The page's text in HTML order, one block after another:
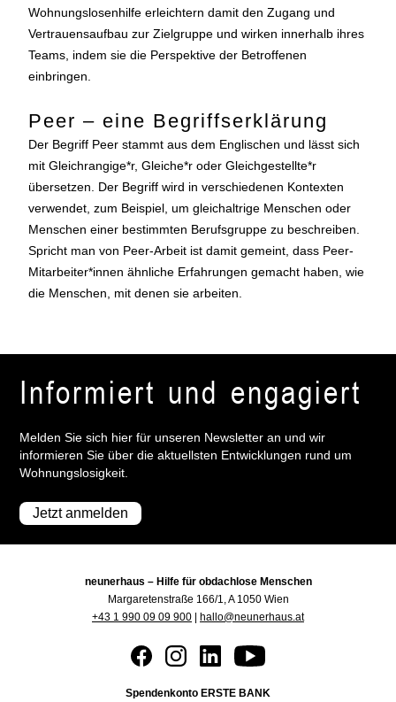
Wohnungslosenhilfe erleichtern damit den Zugang und
Vertrauensaufbau zur Zielgruppe und wirken innerhalb ihres
Teams, indem sie die Perspektive der Betroffenen
einbringen.
Peer – eine Begriffserklärung
Der Begriff Peer stammt aus dem Englischen und lässt sich
mit Gleichrangige*r, Gleiche*r oder Gleichgestellte*r
übersetzen. Der Begriff wird in verschiedenen Kontexten
verwendet, zum Beispiel, um gleichaltrige Menschen oder
Menschen einer bestimmten Berufsgruppe zu beschreiben.
Spricht man von Peer-Arbeit ist damit gemeint, dass Peer-
Mitarbeiter*innen ähnliche Erfahrungen gemacht haben, wie
die Menschen, mit denen sie arbeiten.
Informiert und engagiert
Melden Sie sich hier für unseren Newsletter an und wir
informieren Sie über die aktuellsten Entwicklungen rund um
Wohnungslosigkeit.
Jetzt anmelden
neunerhaus – Hilfe für obdachlose Menschen
Margaretenstraße 166/1, A 1050 Wien
+43 1 990 09 09 900
hallo@neunerhaus.at
Spendenkonto ERSTE BANK